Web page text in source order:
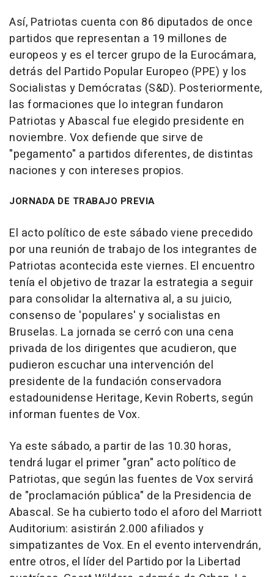
Así, Patriotas cuenta con 86 diputados de once
partidos que representan a 19 millones de
europeos y es el tercer grupo de la Eurocámara,
detrás del Partido Popular Europeo (PPE) y los
Socialistas y Demócratas (S&D). Posteriormente,
las formaciones que lo integran fundaron
Patriotas y Abascal fue elegido presidente en
noviembre. Vox defiende que sirve de
"pegamento" a partidos diferentes, de distintas
naciones y con intereses propios.
JORNADA DE TRABAJO PREVIA
El acto político de este sábado viene precedido
por una reunión de trabajo de los integrantes de
Patriotas acontecida este viernes. El encuentro
tenía el objetivo de trazar la estrategia a seguir
para consolidar la alternativa al, a su juicio,
consenso de 'populares' y socialistas en
Bruselas. La jornada se cerró con una cena
privada de los dirigentes que acudieron, que
pudieron escuchar una intervención del
presidente de la fundación conservadora
estadounidense Heritage, Kevin Roberts, según
informan fuentes de Vox.
Ya este sábado, a partir de las 10.30 horas,
tendrá lugar el primer "gran" acto político de
Patriotas, que según las fuentes de Vox servirá
de "proclamación pública" de la Presidencia de
Abascal. Se ha cubierto todo el aforo del Marriott
Auditorium: asistirán 2.000 afiliados y
simpatizantes de Vox. En el evento intervendrán,
entre otros, el líder del Partido por la Libertad